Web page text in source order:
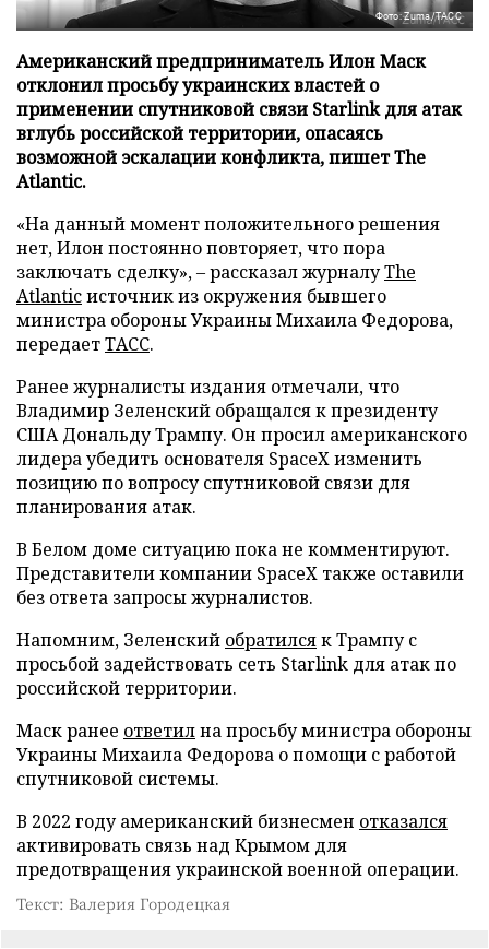
Фото: Zuma/ТАСС
Американский предприниматель Илон Маск
отклонил просьбу украинских властей о
применении спутниковой связи Starlink для атак
вглубь российской территории, опасаясь
возможной эскалации конфликта, пишет The
Atlantic.
«На данный момент положительного решения
нет, Илон постоянно повторяет, что пора
заключать сделку», – рассказал журналуThe
Atlanticисточник из окружения бывшего
министра обороны Украины Михаила Федорова,
передаетТАСС.
Ранее журналисты издания отмечали, что
Владимир Зеленский обращался к президенту
США Дональду Трампу. Он просил американского
лидера убедить основателя SpaceX изменить
позицию по вопросу спутниковой связи для
планирования атак.
В Белом доме ситуацию пока не комментируют.
Представители компании SpaceX также оставили
без ответа запросы журналистов.
Напомним, Зеленский обратилсяк Трампу с
просьбой задействовать сеть Starlink для атак по
российской территории.
Маск ранее ответилна просьбу министра обороны
Украины Михаила Федорова о помощи с работой
спутниковой системы.
В 2022 году американский бизнесмен отказался
активировать связь над Крымом для
предотвращения украинской военной операции.
Текст: Валерия Городецкая